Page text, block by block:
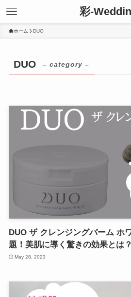
彩-
ホーム DUO
DUO – category –
DUO ザ クレンジングバーム ホ
題！美肌に導く驚きの効果とは？
May 28, 2023